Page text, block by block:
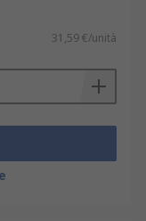
31,59 €/unità